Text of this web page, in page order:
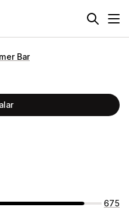
Bar
675